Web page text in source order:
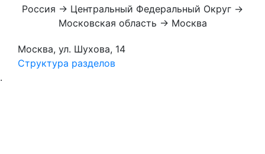
Россия → Центральный Федеральный Округ →
Московская область → Москва
Москва, ул. Шухова, 14
Структура разделов
.